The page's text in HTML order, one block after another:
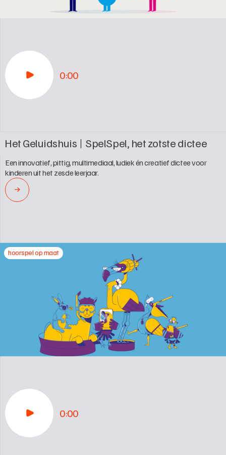
0:00
Het Geluidshuis SpelSpel, het zotste dictee
Een innovatief, pittig, multimediaal, ludiek én creatief dictee voor
kinderen uit het zesde leerjaar.
→
0:00
hoorspel op maat